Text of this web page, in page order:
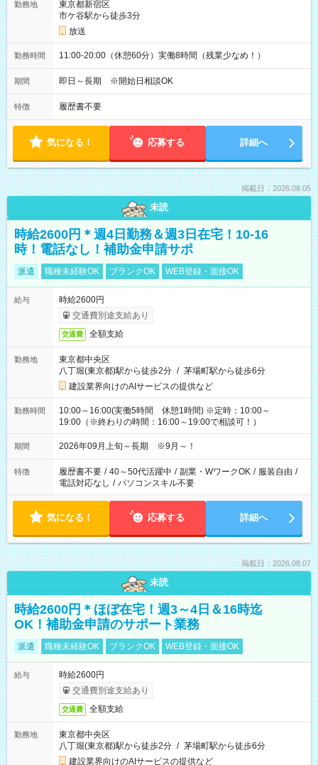
勤務地
東京都新宿区
市ケ谷駅から徒歩3分
放送
勤務時間 11:00-20:00（休憩60分）実働8時間（残業少なめ！）
期間 即日～長期 ※開始日相談OK
特徴 履歴書不要
気になる！ 応募する 詳細へ
掲載日：2026.08.05
未読
時給2600円＊週4日勤務＆週3日在宅！10-16
時！電話なし！補助金申請サポ
派遣 職種未経験OK ブランクOK WEB登録・面接OK
給与
時給2600円
交通費別途支給あり
交通費 全額支給
勤務地
東京都中央区
八丁堀(東京都)駅から徒歩2分 / 茅場町駅から徒歩6分
建設業界向けのAIサービスの提供など
勤務時間
10:00～16:00(実働5時間 休憩1時間) ※定時：10:00～
19:00（※終わりの時間：16:00～19:00で相談可！）
期間 2026年09月上旬～長期 ※9月～！
特徴 履歴書不要 / 40～50代活躍中 / 副業・WワークOK / 服装自由 /
電話対応なし / パソコンスキル不要
気になる！ 応募する 詳細へ
掲載日：2026.08.07
未読
時給2600円＊ほぼ在宅！週3～4日＆16時迄
OK！補助金申請のサポート業務
派遣 職種未経験OK ブランクOK WEB登録・面接OK
給与
時給2600円
交通費別途支給あり
交通費 全額支給
勤務地
東京都中央区
八丁堀(東京都)駅から徒歩2分 / 茅場町駅から徒歩6分
建設業界向けのAIサービスの提供など